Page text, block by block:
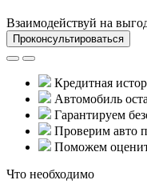
Взаимодействуй на
Проконсультироваться
Кредитная
Автомобиль
Гарантируем
Проверим авто
Поможем
Что необходимо